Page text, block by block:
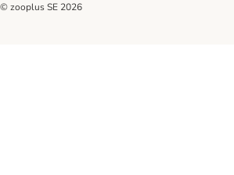
© zooplus SE 2026